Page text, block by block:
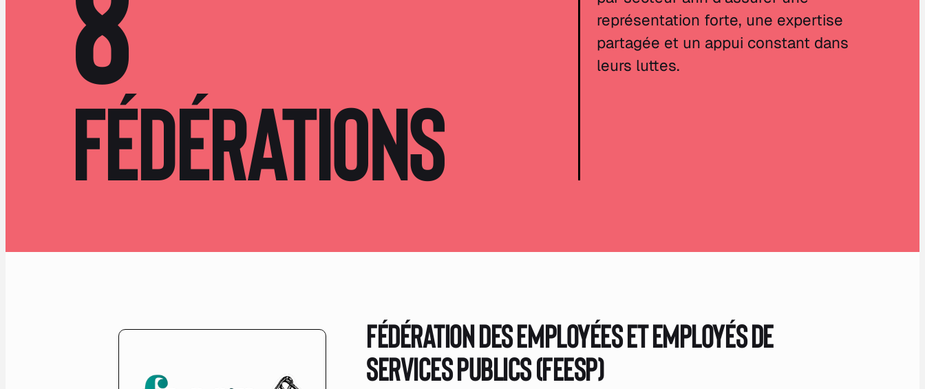
Fédérations
représentation forte, une expertise
partagée et un appui constant dans
leurs luttes.
Fédération des employées et employés de
services publics (FEESP)